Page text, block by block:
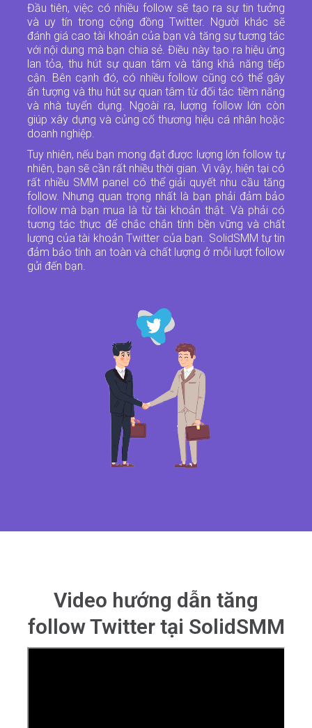
Đầu tiên, việc có nhiều follow sẽ tạo ra sự tin tưởng
và uy tín trong cộng đồng Twitter. Người khác sẽ
đánh giá cao tài khoản của bạn và tăng sự tương tác
với nội dung mà bạn chia sẻ. Điều này tạo ra hiệu ứng
lan tỏa, thu hút sự quan tâm và tăng khả năng tiếp
cận. Bên cạnh đó, có nhiều follow cũng có thể gây
ấn tượng và thu hút sự quan tâm từ đối tác tiềm năng
và nhà tuyển dụng. Ngoài ra, lượng follow lớn còn
giúp xây dựng và củng cố thương hiệu cá nhân hoặc
doanh nghiệp.
Tuy nhiên, nếu bạn mong đạt được lượng lớn follow tự
nhiên, bạn sẽ cần rất nhiều thời gian. Vì vậy, hiện tại có
rất nhiều SMM panel có thể giải quyết nhu cầu tăng
follow. Nhưng quan trọng nhất là bạn phải đảm bảo
follow mà bạn mua là từ tài khoản thật. Và phải có
tương tác thực để chắc chắn tính bền vững và chất
lượng của tài khoản Twitter của bạn. SolidSMM tự tin
đảm bảo tính an toàn và chất lượng ở mỗi lượt follow
gửi đến bạn.
Video hướng dẫn tăng
follow Twitter tại SolidSMM